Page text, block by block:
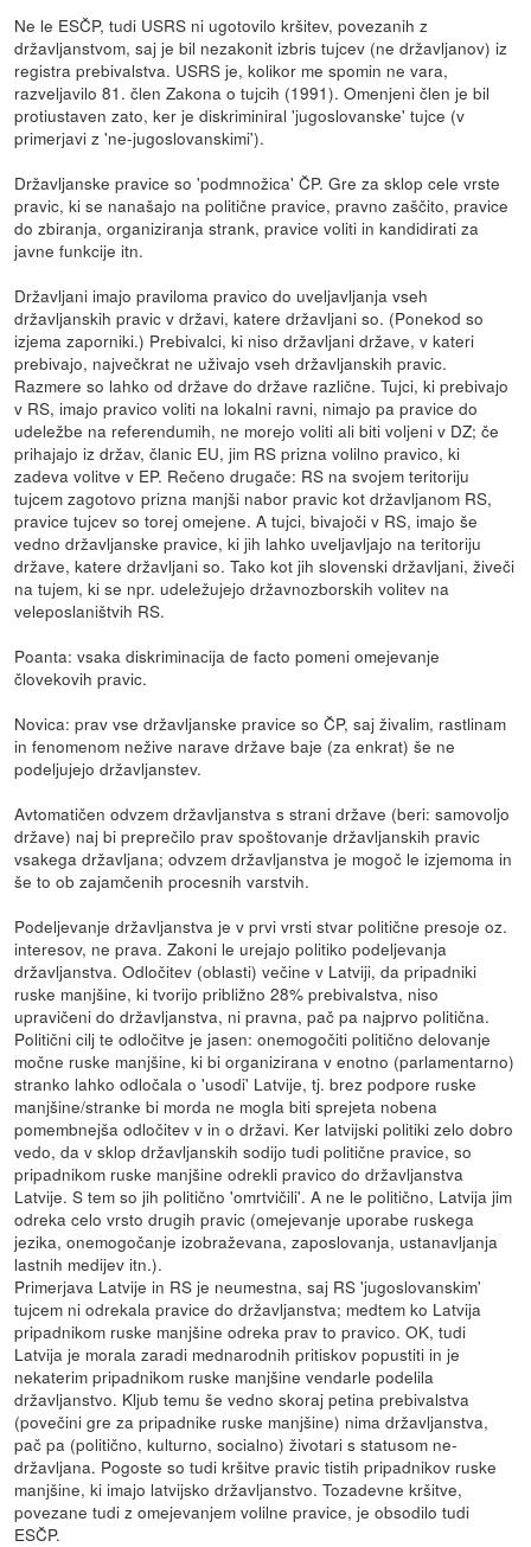
Ne le ESČP, tudi USRS ni ugotovilo kršitev, povezanih z
državljanstvom, saj je bil nezakonit izbris tujcev (ne državljanov) iz
registra prebivalstva. USRS je, kolikor me spomin ne vara,
razveljavilo 81. člen Zakona o tujcih (1991). Omenjeni člen je bil
protiustaven zato, ker je diskriminiral 'jugoslovanske' tujce (v
primerjavi z 'ne-jugoslovanskimi').
Državljanske pravice so 'podmnožica' ČP. Gre za sklop cele vrste
pravic, ki se nanašajo na politične pravice, pravno zaščito, pravice
do zbiranja, organiziranja strank, pravice voliti in kandidirati za
javne funkcije itn.
Državljani imajo praviloma pravico do uveljavljanja vseh
državljanskih pravic v državi, katere državljani so. (Ponekod so
izjema zaporniki.) Prebivalci, ki niso državljani države, v kateri
prebivajo, največkrat ne uživajo vseh državljanskih pravic.
Razmere so lahko od države do države različne. Tujci, ki prebivajo
v RS, imajo pravico voliti na lokalni ravni, nimajo pa pravice do
udeležbe na referendumih, ne morejo voliti ali biti voljeni v DZ; če
prihajajo iz držav, članic EU, jim RS prizna volilno pravico, ki
zadeva volitve v EP. Rečeno drugače: RS na svojem teritoriju
tujcem zagotovo prizna manjši nabor pravic kot državljanom RS,
pravice tujcev so torej omejene. A tujci, bivajoči v RS, imajo še
vedno državljanske pravice, ki jih lahko uveljavljajo na teritoriju
države, katere državljani so. Tako kot jih slovenski državljani, živeči
na tujem, ki se npr. udeležujejo državnozborskih volitev na
veleposlaništvih RS.
Poanta: vsaka diskriminacija de facto pomeni omejevanje
človekovih pravic.
Novica: prav vse državljanske pravice so ČP, saj živalim, rastlinam
in fenomenom nežive narave države baje (za enkrat) še ne
podeljujejo državljanstev.
Avtomatičen odvzem državljanstva s strani države (beri: samovoljo
države) naj bi preprečilo prav spoštovanje državljanskih pravic
vsakega državljana; odvzem državljanstva je mogoč le izjemoma in
še to ob zajamčenih procesnih varstvih.
Podeljevanje državljanstva je v prvi vrsti stvar politične presoje oz.
interesov, ne prava. Zakoni le urejajo politiko podeljevanja
državljanstva. Odločitev (oblasti) večine v Latviji, da pripadniki
ruske manjšine, ki tvorijo približno 28% prebivalstva, niso
upravičeni do državljanstva, ni pravna, pač pa najprvo politična.
Politični cilj te odločitve je jasen: onemogočiti politično delovanje
močne ruske manjšine, ki bi organizirana v enotno (parlamentarno)
stranko lahko odločala o 'usodi' Latvije, tj. brez podpore ruske
manjšine/stranke bi morda ne mogla biti sprejeta nobena
pomembnejša odločitev v in o državi. Ker latvijski politiki zelo dobro
vedo, da v sklop državljanskih sodijo tudi politične pravice, so
pripadnikom ruske manjšine odrekli pravico do državljanstva
Latvije. S tem so jih politično 'omrtvičili'. A ne le politično, Latvija jim
odreka celo vrsto drugih pravic (omejevanje uporabe ruskega
jezika, onemogočanje izobraževana, zaposlovanja, ustanavljanja
lastnih medijev itn.).
Primerjava Latvije in RS je neumestna, saj RS 'jugoslovanskim'
tujcem ni odrekala pravice do državljanstva; medtem ko Latvija
pripadnikom ruske manjšine odreka prav to pravico. OK, tudi
Latvija je morala zaradi mednarodnih pritiskov popustiti in je
nekaterim pripadnikom ruske manjšine vendarle podelila
državljanstvo. Kljub temu še vedno skoraj petina prebivalstva
(povečini gre za pripadnike ruske manjšine) nima državljanstva,
pač pa (politično, kulturno, socialno) životari s statusom ne-
državljana. Pogoste so tudi kršitve pravic tistih pripadnikov ruske
manjšine, ki imajo latvijsko državljanstvo. Tozadevne kršitve,
povezane tudi z omejevanjem volilne pravice, je obsodilo tudi
ESČP.